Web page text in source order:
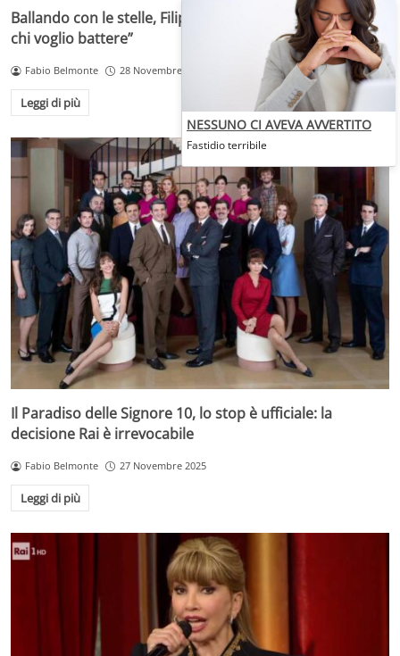
Ballando con le stelle, Filippo Magnini agguerrito: “Ecco
chi voglio battere”
Fabio Belmonte 28 Novembre 2025
Leggi di più
Il Paradiso delle Signore 10, lo stop è ufficiale: la
decisione Rai è irrevocabile
Fabio Belmonte 27 Novembre 2025
Leggi di più
NESSUNO CI AVEVA AVVERTITO
Fastidio terribile